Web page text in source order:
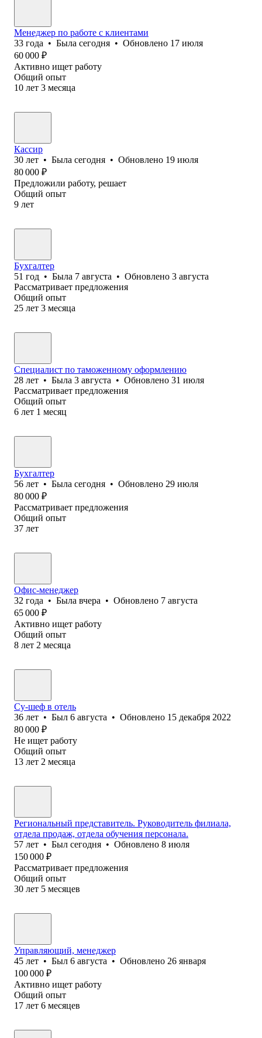
Менеджер по работе с клиентами
33 года • Была сегодня • Обновлено 17 июля
60 000 ₽
Активно ищет работу
Общий опыт
10 лет 3 месяца
Кассир
30 лет • Была сегодня • Обновлено 19 июля
80 000 ₽
Предложили работу, решает
Общий опыт
9 лет
Бухгалтер
51 год • Была 7 августа • Обновлено 3 августа
Рассматривает предложения
Общий опыт
25 лет 3 месяца
Специалист по таможенному оформлению
28 лет • Была 3 августа • Обновлено 31 июля
Рассматривает предложения
Общий опыт
6 лет 1 месяц
Бухгалтер
56 лет • Была сегодня • Обновлено 29 июля
80 000 ₽
Рассматривает предложения
Общий опыт
37 лет
Офис-менеджер
32 года • Была вчера • Обновлено 7 августа
65 000 ₽
Активно ищет работу
Общий опыт
8 лет 2 месяца
Су-шеф в отель
36 лет • Был 6 августа • Обновлено 15 декабря 2022
80 000 ₽
Не ищет работу
Общий опыт
13 лет 2 месяца
Региональный представитель. Руководитель филиала,
отдела продаж, отдела обучения персонала.
57 лет • Был сегодня • Обновлено 8 июля
150 000 ₽
Рассматривает предложения
Общий опыт
30 лет 5 месяцев
Управляющий, менеджер
45 лет • Был 6 августа • Обновлено 26 января
100 000 ₽
Активно ищет работу
Общий опыт
17 лет 6 месяцев